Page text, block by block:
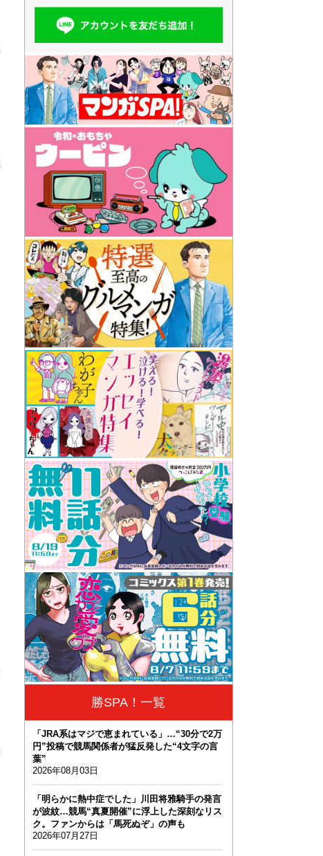
勝SPA！一覧
「JRA系はマジで恵まれている」…“30分で2万
円”投稿で競馬関係者が猛反発した“4文字の言
葉”
2026年08月03日
「明らかに熱中症でした」川田将雅騎手の発言
が波紋…競馬“真夏開催”に浮上した深刻なリス
ク。ファンからは「馬死ぬぞ」の声も
2026年07月27日